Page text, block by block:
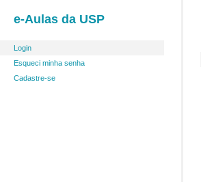
e-Aulas da USP
Login
Esqueci minha senha
Cadastre-se